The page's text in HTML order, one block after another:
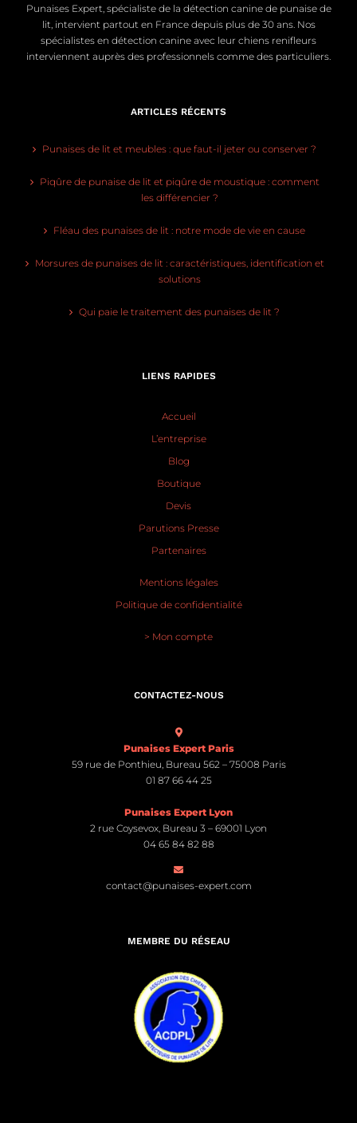
Punaises Expert, spécialiste de la détection canine de punaise de
lit, intervient partout en France depuis plus de 30 ans. Nos
spécialistes en détection canine avec leur chiens renifleurs
interviennent auprès des professionnels comme des particuliers.
ARTICLES RÉCENTS
Punaises de lit et meubles : que faut-il jeter ou conserver ?
Piqûre de punaise de lit et piqûre de moustique : comment
les différencier ?
Fléau des punaises de lit : notre mode de vie en cause
Morsures de punaises de lit : caractéristiques, identification et
solutions
Qui paie le traitement des punaises de lit ?
LIENS RAPIDES
Accueil
L’entreprise
Blog
Boutique
Devis
Parutions Presse
Partenaires
Mentions légales
Politique de confidentialité
> Mon compte
CONTACTEZ-NOUS
Punaises Expert Paris
59 rue de Ponthieu, Bureau 562 – 75008 Paris
01 87 66 44 25
Punaises Expert Lyon
2 rue Coysevox, Bureau 3 – 69001 Lyon
04 65 84 82 88
contact@punaises-expert.com
MEMBRE DU RÉSEAU